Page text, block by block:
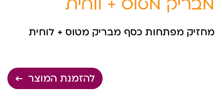
מחזיק מפתחות כסף מבריק מטוס + לוחית
להזמנת המוצר